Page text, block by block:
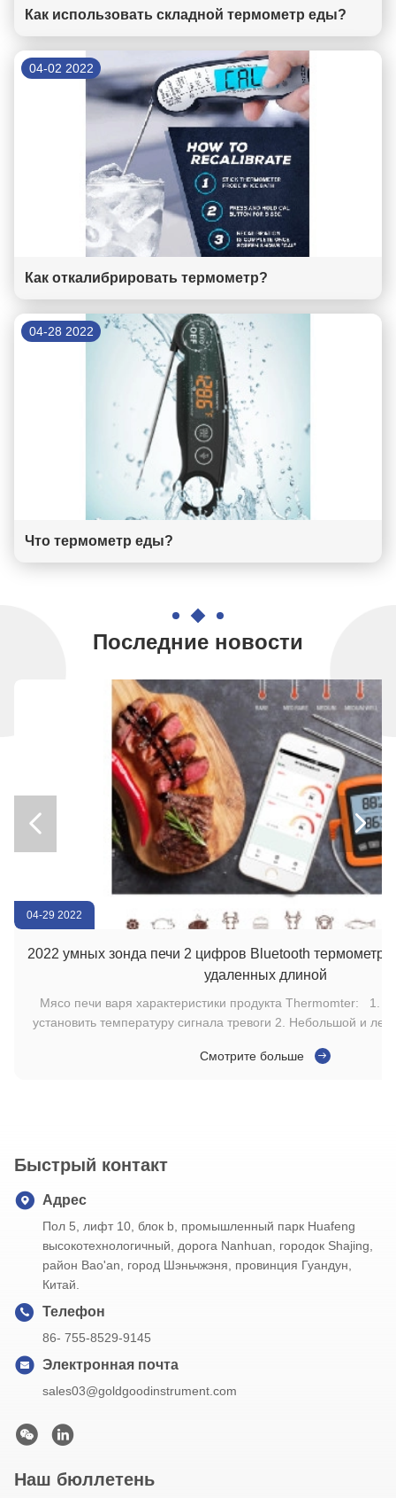
Как использовать складной термометр еды?
04-02 2022
Как откалибрировать термометр?
04-28 2022
Что термометр еды?
Последние новости
04-29 2022
2022 умных зонда печи 2 цифров Bluetooth
удаленных длиной
Мясо печи варя характеристики продукта Thermomter: 1. Потребители могут
установить температуру сигнала тревоги 2. Небольшой и легкий для того чтобы
Смотрите больше
 
Быстрый контакт
Адрес
Пол 5, лифт 10, блок b, промышленный парк Huafeng
высокотехнологичный, дорога Nanhuan, городок Shajing,
район Bao'an, город Шэньчжэня, провинция Гуандун,
Китай.
Телефон
86- 755-8529-9145
Электронная почта
sales03@goldgoodinstrument.com
Наш бюллетень